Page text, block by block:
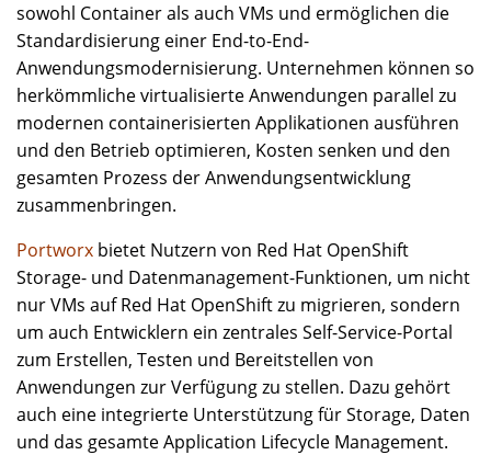
sowohl Container als auch VMs und ermöglichen die
Standardisierung einer End-to-End-
Anwendungsmodernisierung. Unternehmen können so
herkömmliche virtualisierte Anwendungen parallel zu
modernen containerisierten Applikationen ausführen
und den Betrieb optimieren, Kosten senken und den
gesamten Prozess der Anwendungsentwicklung
zusammenbringen.
Portworx bietet Nutzern von Red Hat OpenShift
Storage- und Datenmanagement-Funktionen, um nicht
nur VMs auf Red Hat OpenShift zu migrieren, sondern
um auch Entwicklern ein zentrales Self-Service-Portal
zum Erstellen, Testen und Bereitstellen von
Anwendungen zur Verfügung zu stellen. Dazu gehört
auch eine integrierte Unterstützung für Storage, Daten
und das gesamte Application Lifecycle Management.